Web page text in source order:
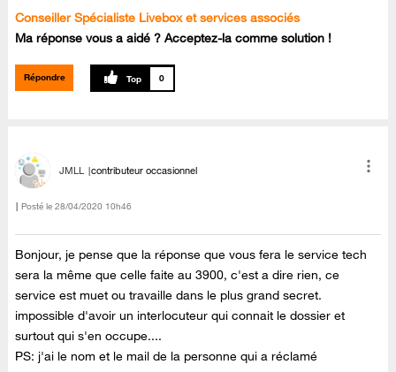
Conseiller Spécialiste Livebox et services associés
Ma réponse vous a aidé ? Acceptez-la comme solution !
Répondre 0
JMLL contributeur occasionnel
Posté le ‎28/04/2020 10h46
Bonjour, je pense que la réponse que vous fera le service tech
sera la même que celle faite au 3900, c'est a dire rien, ce
service est muet ou travaille dans le plus grand secret.
impossible d'avoir un interlocuteur qui connait le dossier et
surtout qui s'en occupe....
PS: j'ai le nom et le mail de la personne qui a réclamé